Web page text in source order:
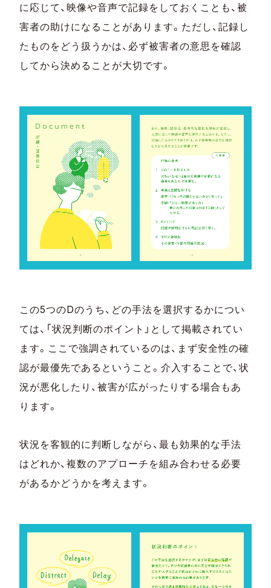
に応じて、映像や音声で記録をしておくことも、被
害者の助けになることがあります。ただし、記録し
たものをどう扱うかは、必ず被害者の意思を確認
してから決めることが大切です。
この5つのDのうち、どの手法を選択するかについ
ては、「状況判断のポイント」として掲載されてい
ます。ここで強調されているのは、まず安全性の確
認が最優先であるということ。介入することで、状
況が悪化したり、被害が広がったりする場合もあ
ります。
状況を客観的に判断しながら、最も効果的な手法
はどれか、複数のアプローチを組み合わせる必要
があるかどうかを考えます。